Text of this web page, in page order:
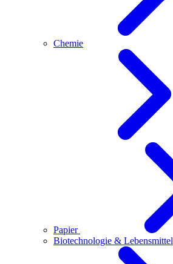
Chemie
Papier
Biotechnologie & Lebensmittel